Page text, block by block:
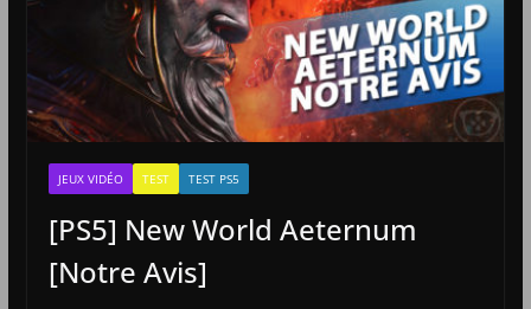
JEUX VIDÉO TEST TEST PS5
[PS5] New World Aeternum
[Notre Avis]